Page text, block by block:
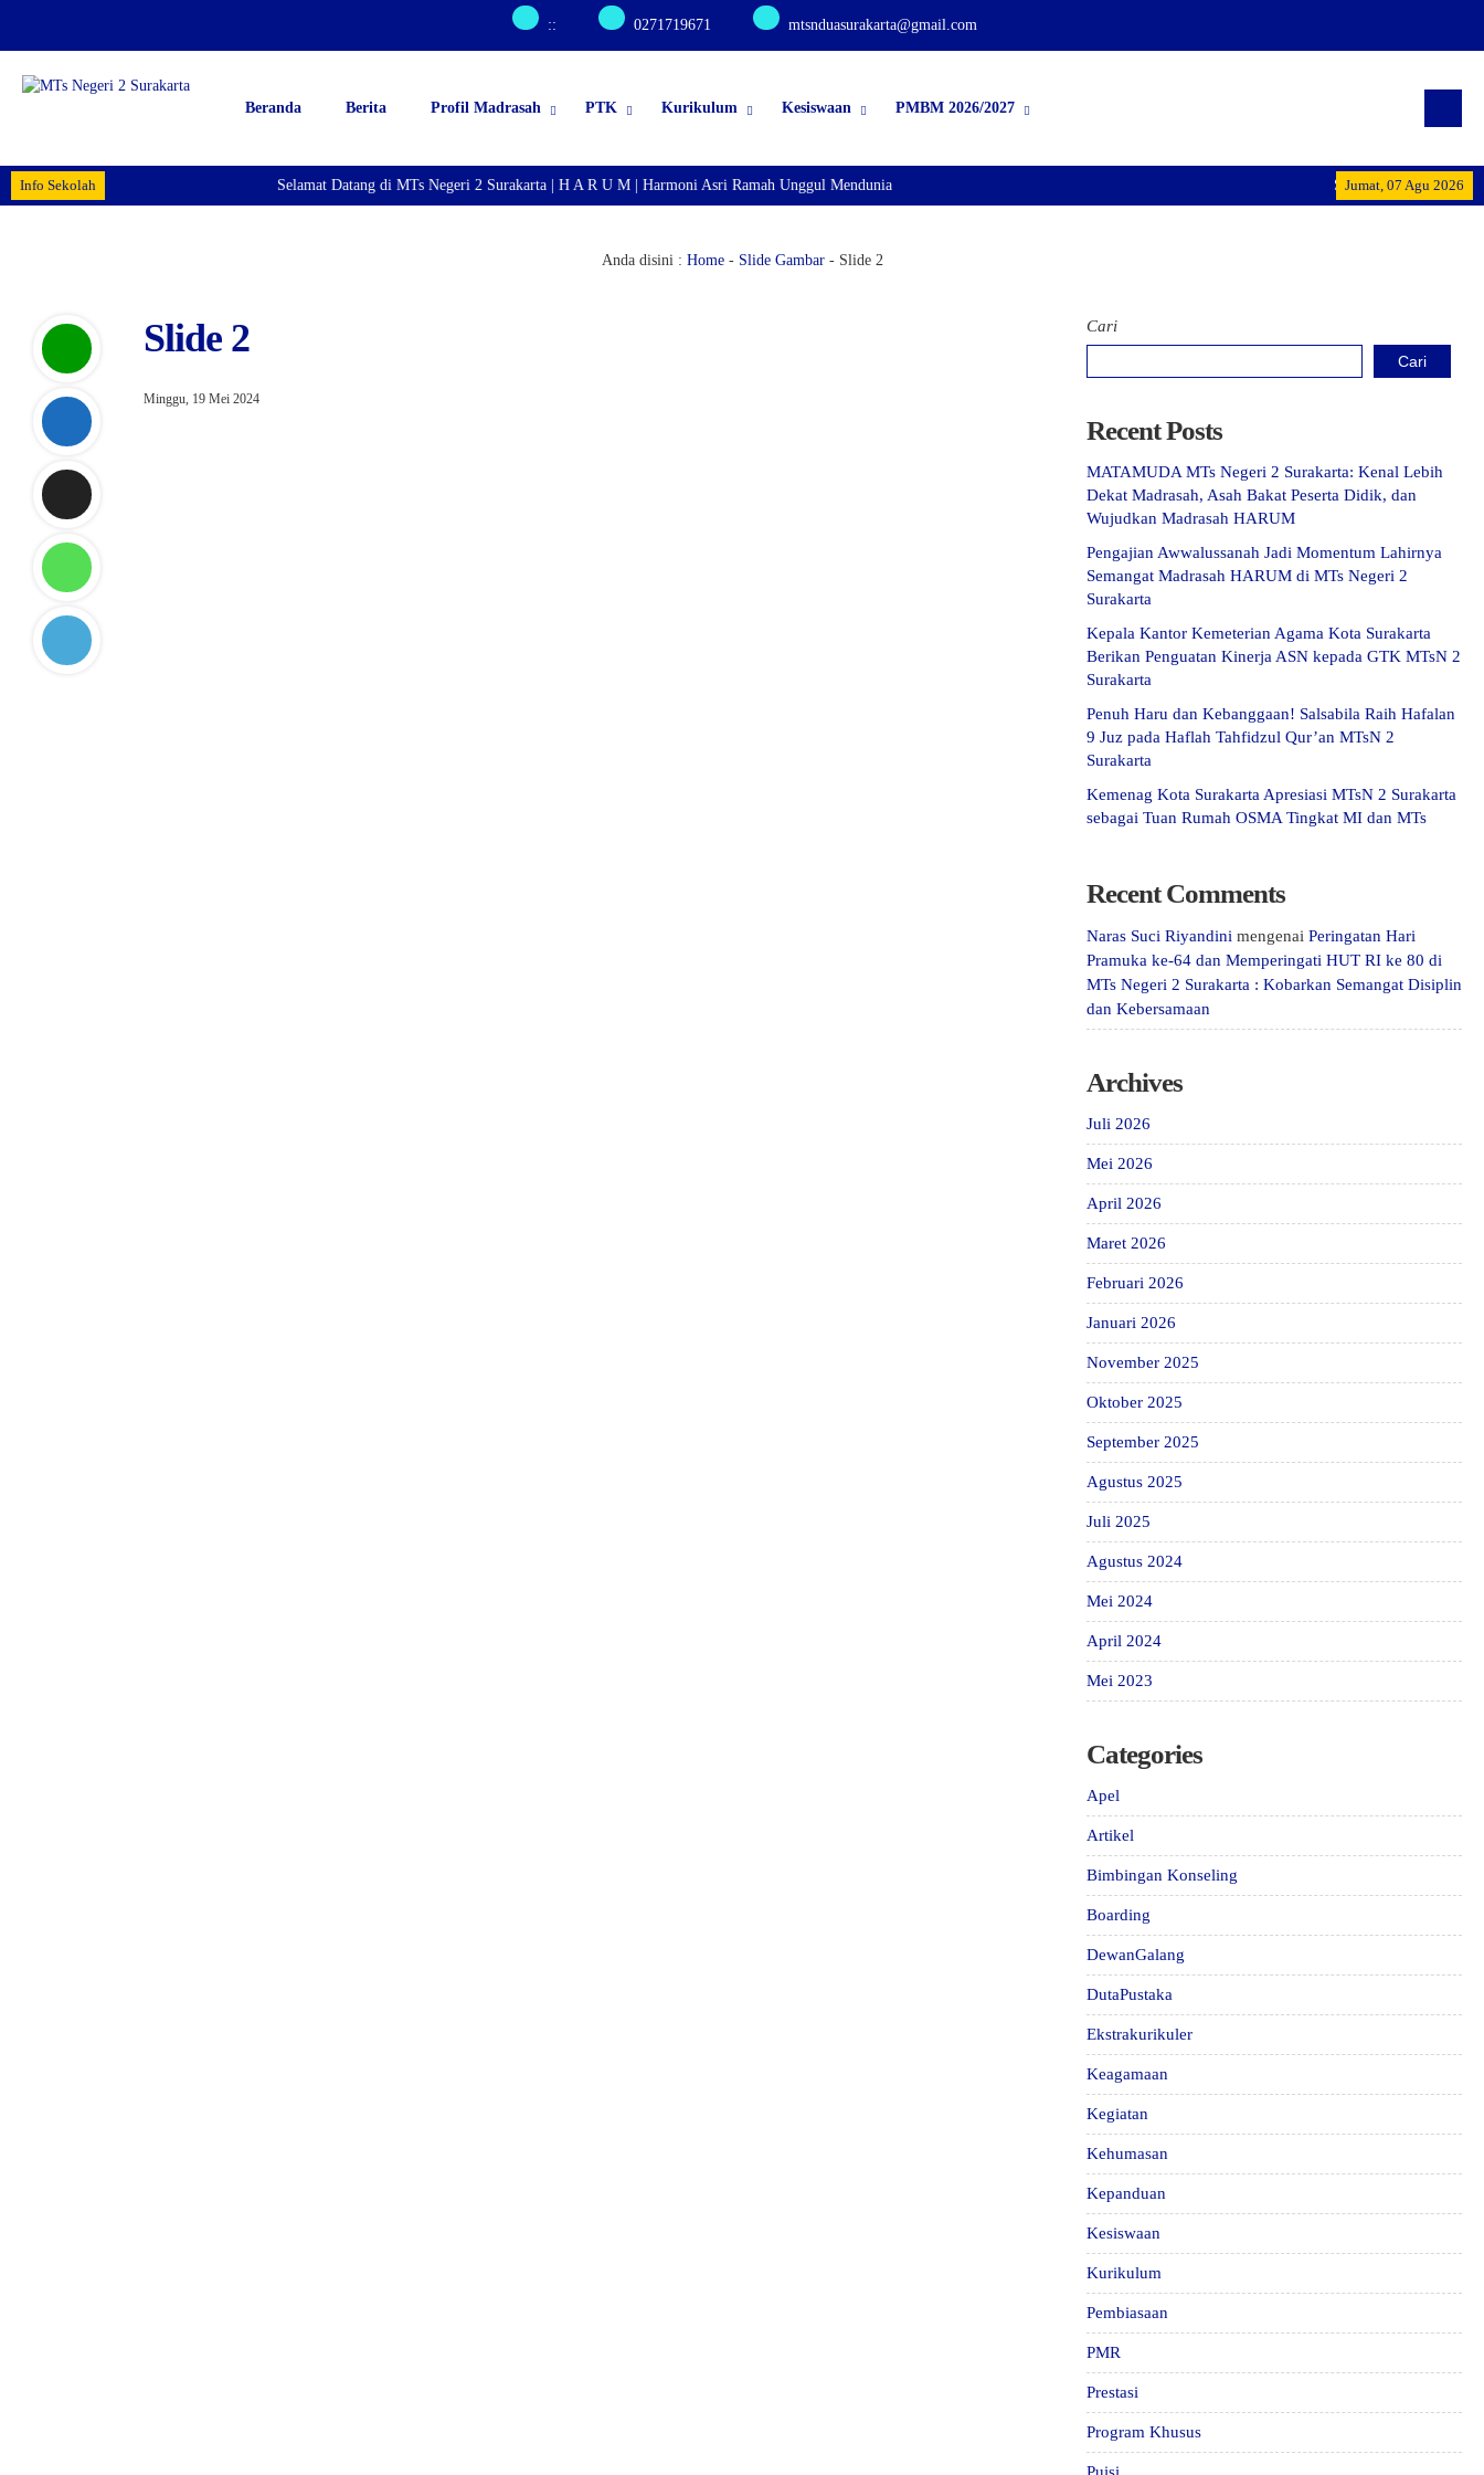
:: 0271719671 mtsnduasurakarta@gmail.com
Beranda Berita Profil Madrasah PTK Kurikulum Kesiswaan PMBM 2026/2027
Info Sekolah Jumat, 07 Agu 2026
Selamat Datang di MTs
Selamat Datang di MTs Negeri 2 Surakarta | H A R U M | Harmoni Asri Ramah Unggul Mendunia
Anda disini : Home- Slide Gambar- Slide 2
Slide 2
Minggu, 19 Mei 2024
Cari
Cari
Recent Posts
MATAMUDA MTs Negeri 2 Surakarta: Kenal Lebih
Dekat Madrasah, Asah Bakat Peserta Didik, dan
Wujudkan Madrasah HARUM
Pengajian Awwalussanah Jadi Momentum Lahirnya
Semangat Madrasah HARUM di MTs Negeri 2
Surakarta
Kepala Kantor Kemeterian Agama Kota Surakarta
Berikan Penguatan Kinerja ASN kepada GTK MTsN 2
Surakarta
Penuh Haru dan Kebanggaan! Salsabila Raih Hafalan
9 Juz pada Haflah Tahfidzul Qur’an MTsN 2
Surakarta
Kemenag Kota Surakarta Apresiasi MTsN 2 Surakarta
sebagai Tuan Rumah OSMA Tingkat MI dan MTs
Recent Comments
Naras Suci Riyandini mengenai Peringatan Hari
Pramuka ke-64 dan Memperingati HUT RI ke 80 di
MTs Negeri 2 Surakarta : Kobarkan Semangat Disiplin
dan Kebersamaan
Archives
Juli 2026
Mei 2026
April 2026
Maret 2026
Februari 2026
Januari 2026
November 2025
Oktober 2025
September 2025
Agustus 2025
Juli 2025
Agustus 2024
Mei 2024
April 2024
Mei 2023
Categories
Apel
Artikel
Bimbingan Konseling
Boarding
DewanGalang
DutaPustaka
Ekstrakurikuler
Keagamaan
Kegiatan
Kehumasan
Kepanduan
Kesiswaan
Kurikulum
Pembiasaan
PMR
Prestasi
Program Khusus